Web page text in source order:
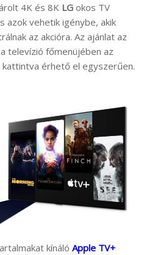
4K és 8K LG okos TV
azok vehetik igénybe, akik
az akcióra. Az ajánlat az
televízió főmenüjében az
érhető el egyszerűen.
kínáló Apple TV+